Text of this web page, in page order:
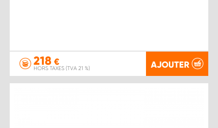
218 €
HORS TAXES (TVA 21 %) AJOUTER